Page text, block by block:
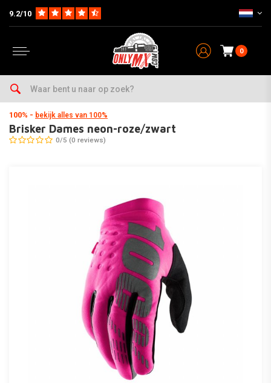
9.2/10
0
Home Handschoenen
100% - bekijk alles van 100%
Brisker Dames neon-roze/zwart
0/5 (0 reviews)